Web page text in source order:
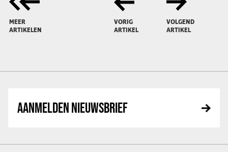
MEER
ARTIKELEN
VORIG
ARTIKEL
VOLGEND
ARTIKEL
AANMELDEN NIEUWSBRIEF